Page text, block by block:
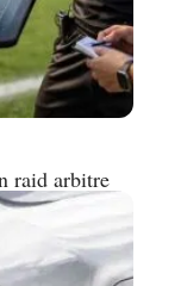
raid arbitre